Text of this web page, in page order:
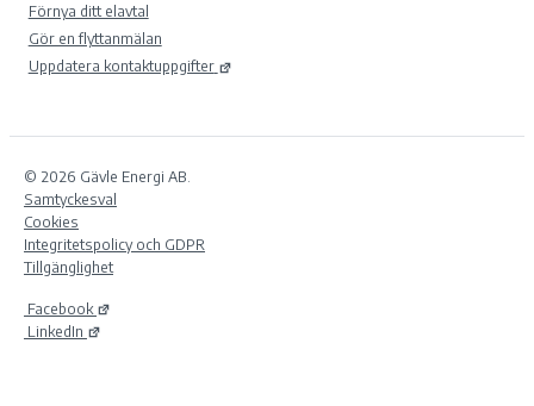
Förnya ditt elavtal
Gör en flyttanmälan
Uppdatera kontaktuppgifter
© 2026 Gävle Energi AB.
Samtyckesval
Cookies
Integritetspolicy och GDPR
Tillgänglighet
Facebook
LinkedIn